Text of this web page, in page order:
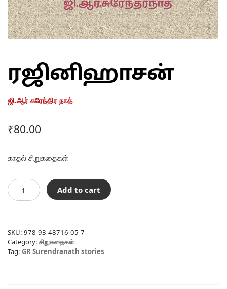
ரஜினிஹாசன்
ஜி.ஆர் சுரேந்திர நாத்
₹80.00
காதல் சிறுகதைகள்
ரஜினிஹாசன்
quantity
Add to cart
SKU: 978-93-48716-05-7
Category: சிறுகதைகள்
Tag: GR Surendranath stories